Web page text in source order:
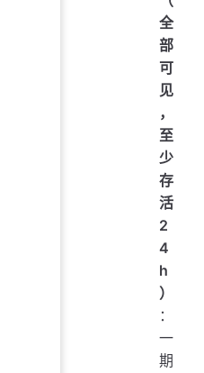
全
部
可
见
，
至
少
存
活
2
4
h
）
：
一
期